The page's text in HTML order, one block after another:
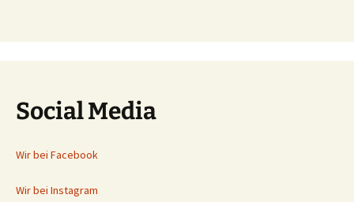
Social Media
Wir bei Facebook
Wir bei Instagram